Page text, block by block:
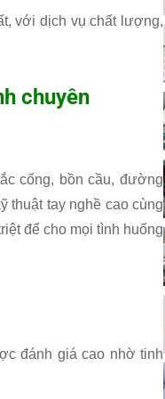
với dịch vụ chất lượng,
chuyên
cống, bồn cầu, đường
thuật tay nghề cao cùng
để cho mọi tình huống
đánh giá cao nhờ tinh